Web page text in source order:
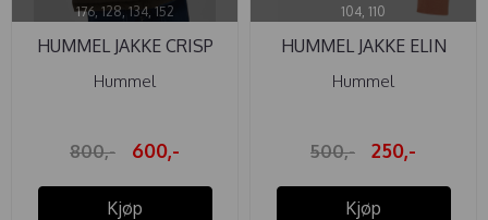
176, 128, 134, 152
HUMMEL JAKKE CRISP
TEX MAJOR ...
Hummel
800,- 600,-
Kjøp
104, 110
HUMMEL JAKKE ELIN
CEDAR WOOD
Hummel
500,- 250,-
Kjøp